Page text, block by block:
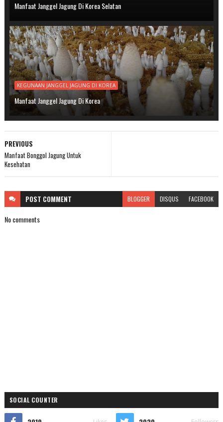
Manfaat Janggel Jagung Di Korea Selatan
KEGUNAAN JANGGEL JAGUNG DI KOREA
Manfaat Janggel Jagung Di Korea
PREVIOUS
Manfaat Bonggol Jagung Untuk
Kesehatan
POST COMMENT BLOGGER DISQUS FACEBOOK
No comments
SOCIAL COUNTER